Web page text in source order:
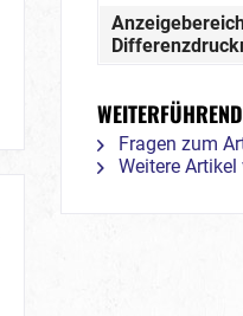
Fragen zum
Weitere